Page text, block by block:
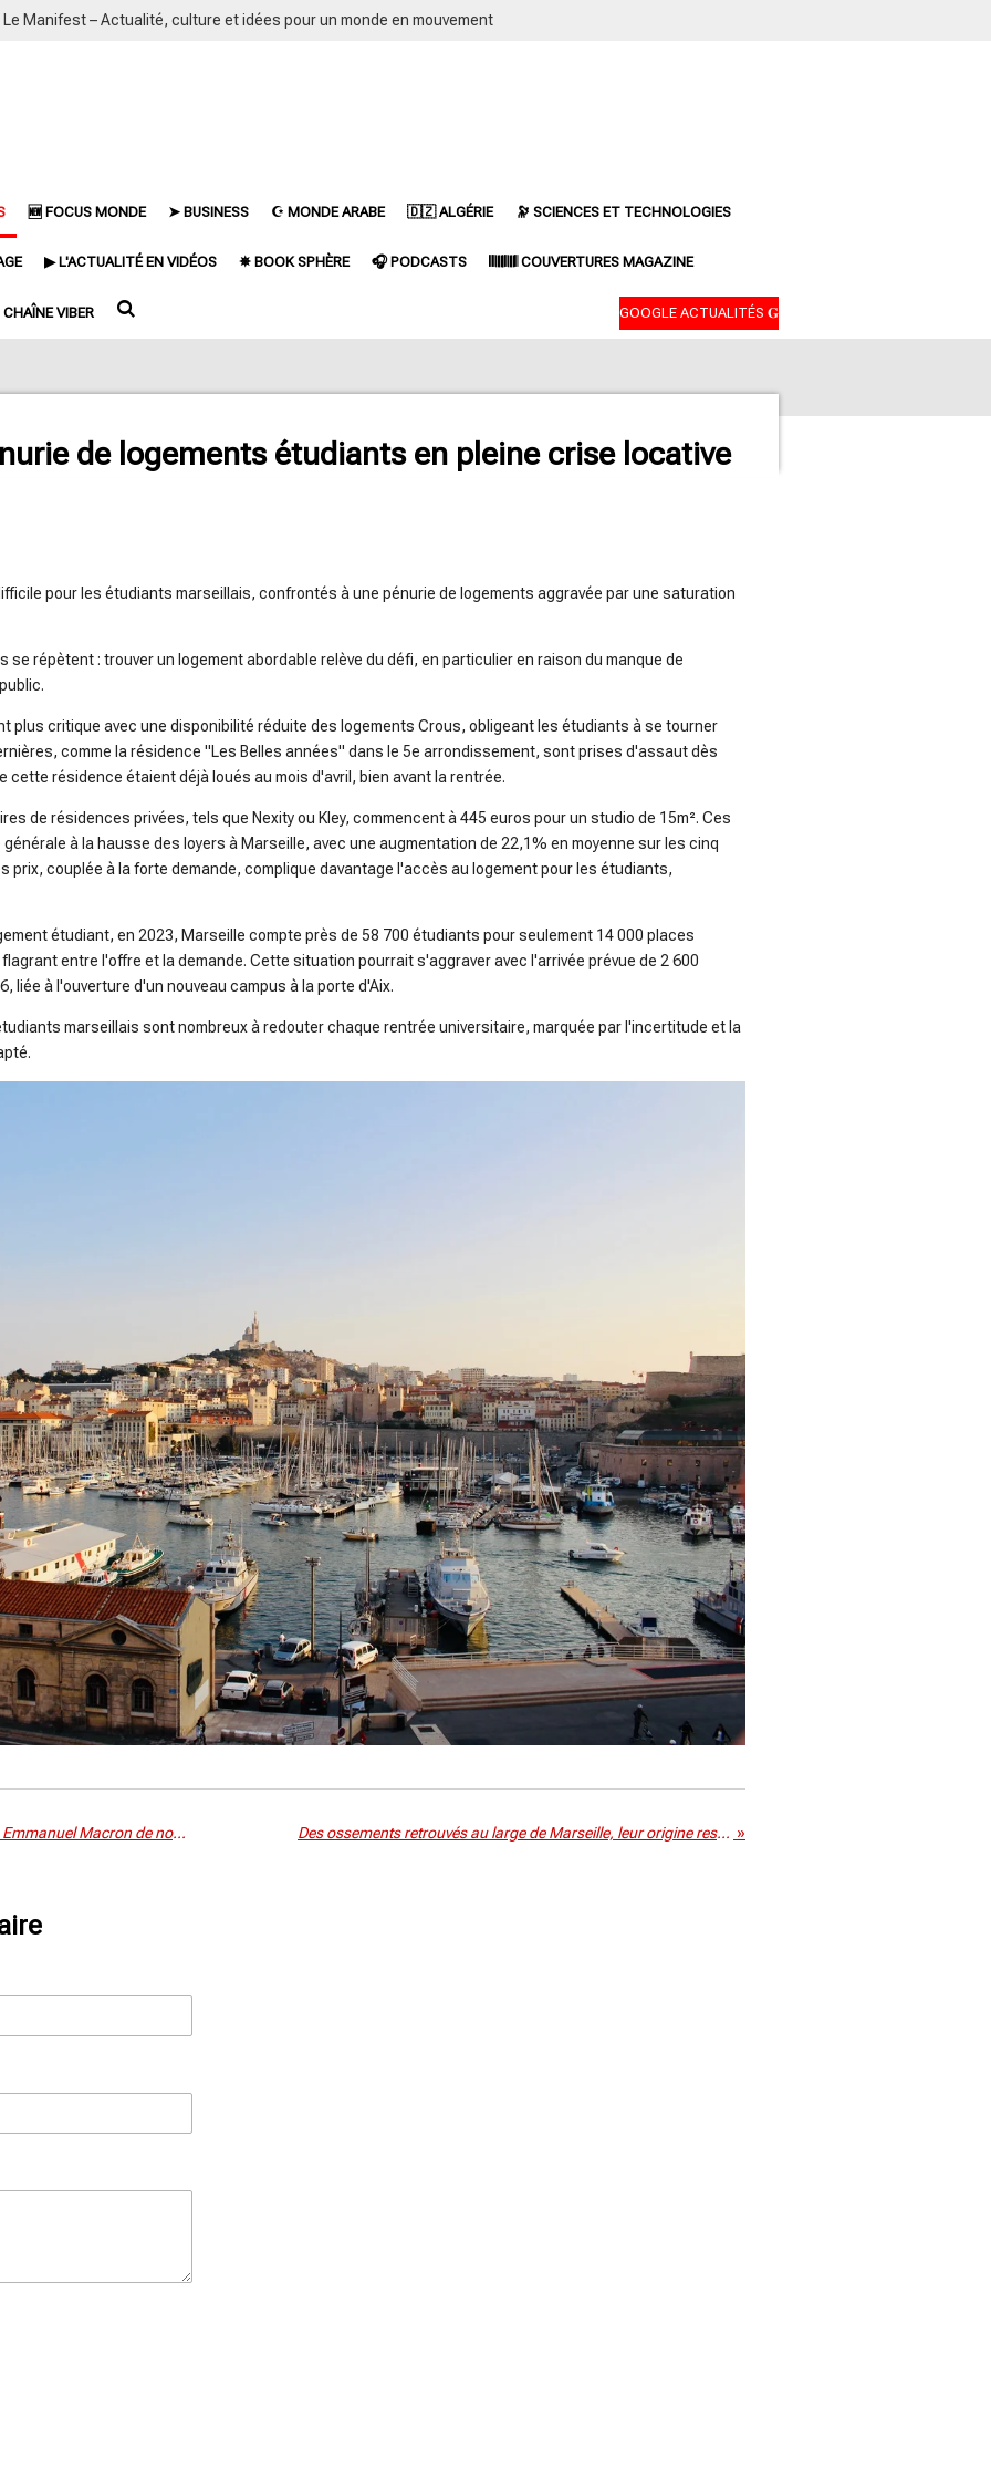
Le Manifest – Actualité, culture et idées pour un monde en mouvement
🆕 FOCUS MONDE ➤ BUSINESS ☪ MONDE ARABE 🇩🇿 ALGÉRIE 🔭 SCIENCES ET TECHNOLOGIES
▶ L'ACTUALITÉ EN VIDÉOS ✵ BOOK SPHÈRE 🎧 PODCASTS 𝄃𝄃𝄂𝄂𝄀𝄁𝄃𝄂𝄂𝄃 COUVERTURES MAGAZINE
CHAÎNE VIBER GOOGLE ACTUALITÉS 𝐆
de logements étudiants en pleine crise locative
pour les étudiants marseillais, confrontés à une pénurie de logements aggravée par une saturation
se répètent : trouver un logement abordable relève du défi, en particulier en raison du manque de
plus critique avec une disponibilité réduite des logements Crous, obligeant les étudiants à se tourner
comme la résidence "Les Belles années" dans le 5e arrondissement, sont prises d'assaut dès
cette résidence étaient déjà loués au mois d'avril, bien avant la rentrée.
de résidences privées, tels que Nexity ou Kley, commencent à 445 euros pour un studio de 15m². Ces
à la hausse des loyers à Marseille, avec une augmentation de 22,1% en moyenne sur les cinq
prix, couplée à la forte demande, complique davantage l'accès au logement pour les étudiants,
étudiant, en 2023, Marseille compte près de 58 700 étudiants pour seulement 14 000 places
entre l'offre et la demande. Cette situation pourrait s'aggraver avec l'arrivée prévue de 2 600
liée à l'ouverture d'un nouveau campus à la porte d'Aix.
marseillais sont nombreux à redouter chaque rentrée universitaire, marquée par l'incertitude et la
Le Nouveau Front populaire presse Emmanuel Macron de nommer un gouvernement Des ossements retrouvés au large de Marseille, leur origine reste incertaine »